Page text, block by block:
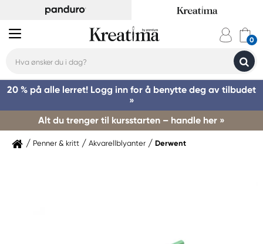
20 % på alle lerret! Logg inn for å benytte deg av tilbudet
»
Alt du trenger til kursstarten – handle her »
Penner & kritt Akvarellblyanter Derwent